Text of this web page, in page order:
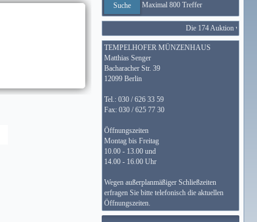
Maximal 800 Treffer
Die 174 Auktion wird
TEMPELHOFER MÜNZENHAUS
Matthias Senger
Bacharacher Str. 39
12099 Berlin
Tel.: 030 / 626 33 59
Fax: 030 / 625 77 30
Öffnungszeiten
Montag bis Freitag
10.00 - 13.00 und
14.00 - 16.00 Uhr
Wegen außerplanmäßiger Schließzeiten
erfragen Sie bitte telefonisch die aktuellen
Öffnungszeiten.